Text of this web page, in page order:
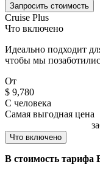
Запросить стоимость
Cruise Plus
Что включено
Идеально подходит
чтобы мы
От
$ 9,780
С человека
Самая выгодная цена
Что включено
В стоимость